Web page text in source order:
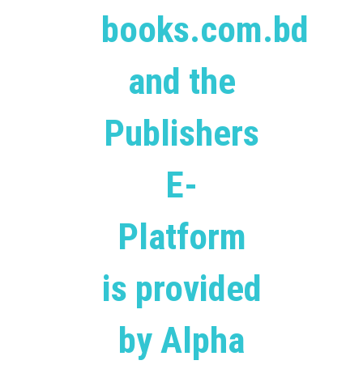
books.com.bd
and the
Publishers
E-
Platform
is provided
by Alpha